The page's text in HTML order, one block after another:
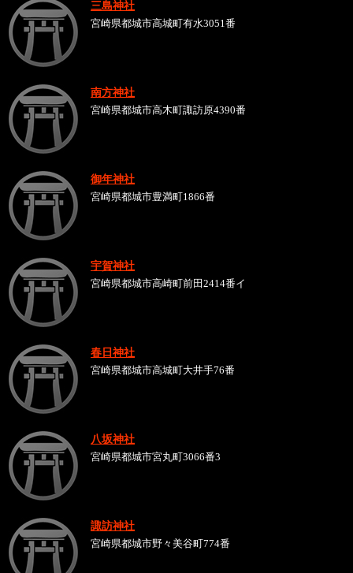
三島神社
宮崎県都城市高城町有水3051番
南方神社
宮崎県都城市高木町諏訪原4390番
御年神社
宮崎県都城市豊満町1866番
宇賀神社
宮崎県都城市高崎町前田2414番イ
春日神社
宮崎県都城市高城町大井手76番
八坂神社
宮崎県都城市宮丸町3066番3
諏訪神社
宮崎県都城市野々美谷町774番